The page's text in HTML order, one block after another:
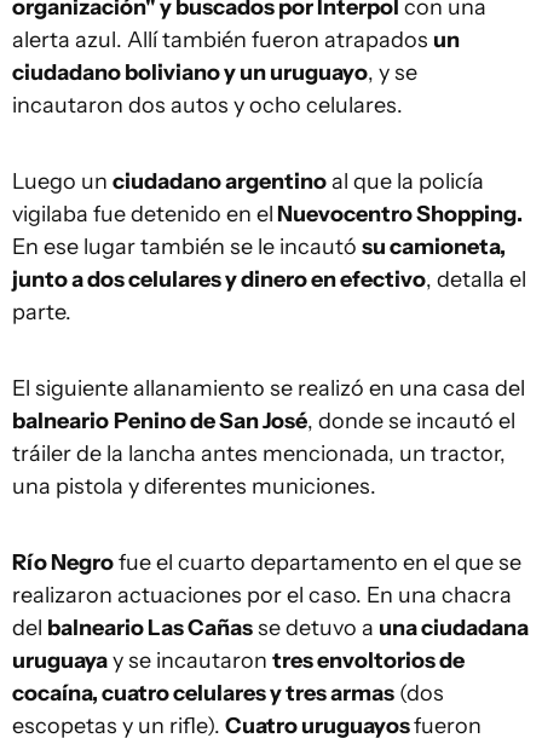
organización" y buscados por Interpol con una
alerta azul. Allí también fueron atrapados un
ciudadano boliviano y un uruguayo, y se
incautaron dos autos y ocho celulares.
Luego un ciudadano argentinoal que la policía
vigilaba fue detenido en el Nuevocentro Shopping.
En ese lugar también se le incautó su camioneta,
junto a dos celulares y dinero en efectivo, detalla el
parte.
El siguiente allanamiento se realizó en una casa del
balneario Penino de San José, donde se incautó el
tráiler de la lancha antes mencionada, un tractor,
una pistola y diferentes municiones.
Río Negrofue el cuarto departamento en el que se
realizaron actuaciones por el caso. En una chacra
del balneario Las Cañasse detuvo a una ciudadana
uruguayay se incautaron tres envoltorios de
cocaína, cuatro celulares y tres armas (dos
escopetas y un rifle). Cuatro uruguayosfueron